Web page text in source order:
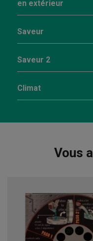
en extérieur
Saveur
Saveur 2
Climat
Vous